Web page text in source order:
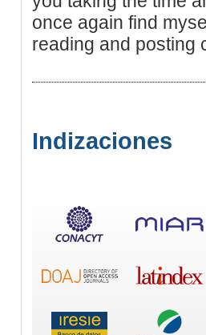
once again find
reading and posting
Indizaciones